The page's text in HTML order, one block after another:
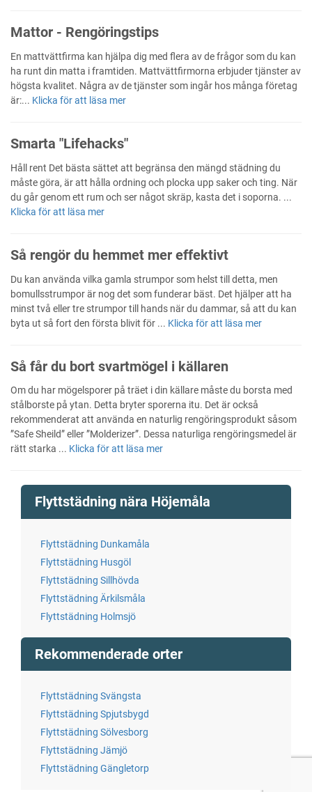
Mattor - Rengöringstips
En mattvättfirma kan hjälpa dig med flera av de frågor som du kan
ha runt din matta i framtiden. Mattvättfirmorna erbjuder tjänster av
högsta kvalitet. Några av de tjänster som ingår hos många företag
är:... Klicka för att läsa mer
Smarta "Lifehacks"
Håll rent Det bästa sättet att begränsa den mängd städning du
måste göra, är att hålla ordning och plocka upp saker och ting. När
du går genom ett rum och ser något skräp, kasta det i soporna. ...
Klicka för att läsa mer
Så rengör du hemmet mer effektivt
Du kan använda vilka gamla strumpor som helst till detta, men
bomullsstrumpor är nog det som funderar bäst. Det hjälper att ha
minst två eller tre strumpor till hands när du dammar, så att du kan
byta ut så fort den första blivit för ... Klicka för att läsa mer
Så får du bort svartmögel i källaren
Om du har mögelsporer på träet i din källare måste du borsta med
stålborste på ytan. Detta bryter sporerna itu. Det är också
rekommenderat att använda en naturlig rengöringsprodukt såsom
”Safe Sheild” eller ”Molderizer”. Dessa naturliga rengöringsmedel är
rätt starka ... Klicka för att läsa mer
Flyttstädning nära Höjemåla
Flyttstädning Dunkamåla
Flyttstädning Husgöl
Flyttstädning Sillhövda
Flyttstädning Ärkilsmåla
Flyttstädning Holmsjö
Rekommenderade orter
Flyttstädning Svängsta
Flyttstädning Spjutsbygd
Flyttstädning Sölvesborg
Flyttstädning Jämjö
Flyttstädning Gängletorp